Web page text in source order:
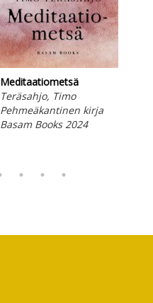
Meditaatiometsä
Teräsahjo, Timo
Pehmeäkantinen kirja
Basam Books 2024